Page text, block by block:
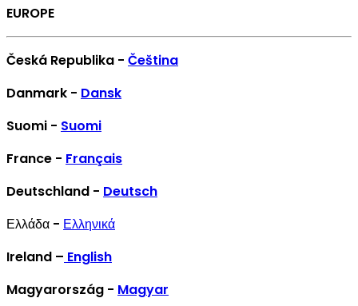
EUROPE
Česká Republika - Čeština
Danmark - Dansk
Suomi - Suomi
France - Français
Deutschland - Deutsch
Ελλάδα - Ελληνικά
Ireland – English
Magyarország - Magyar